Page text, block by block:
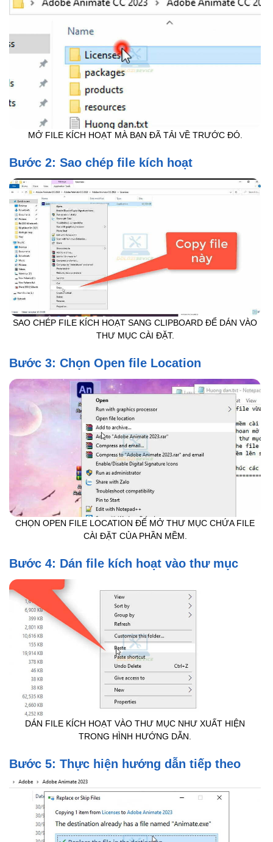
MỞ FILE KÍCH HOẠT MÀ BẠN ĐÃ TẢI VỀ TRƯỚC ĐÓ.
Bước 2: Sao chép file kích hoạt
SAO CHÉP FILE KÍCH HOẠT SANG CLIPBOARD ĐỂ DÁN VÀO
THƯ MỤC CÀI ĐẶT.
Bước 3: Chọn Open file Location
CHỌN OPEN FILE LOCATION ĐỂ MỞ THƯ MỤC CHỨA FILE
CÀI ĐẶT CỦA PHẦN MỀM.
Bước 4: Dán file kích hoạt vào thư mục
DÁN FILE KÍCH HOẠT VÀO THƯ MỤC NHƯ XUẤT HIỆN
TRONG HÌNH HƯỚNG DẪN.
Bước 5: Thực hiện hướng dẫn tiếp theo